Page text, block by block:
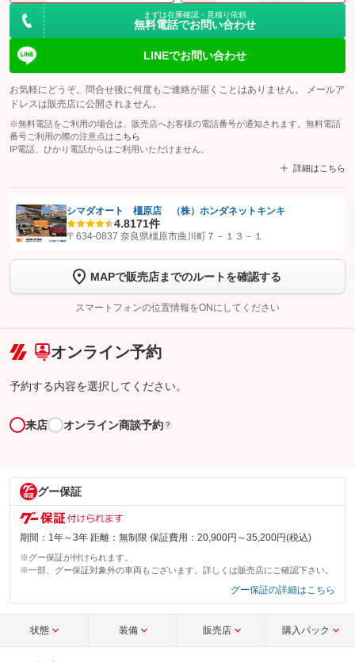
まずは在庫確認・見積り依頼
無料電話でお問い合わせ
LINEでお問い合わせ
お気軽にどうぞ。問合せ後に何度もご連絡が届くことはありません。 メールア
ドレスは販売店に公開されません。
※無料電話をご利用の場合は、販売店へお客様の電話番号が通知されます。無料電話
番号ご利用の際の注意点は こちら
IP電話、ひかり電話からはご利用いただけません。
詳細はこちら
【STEP1】認証画面でグーネットを友だち追加してから「許可する」ボタンを押
トーク画面で
ボタンをタップして問い合わせを
完了してください。
こちら
シマダオート 橿原店 （株）ホンダネットキンキ
4.8171件
〒634-0837 奈良県橿原市曲川町７－１３－１
MAPで販売店までのルートを確認する
スマートフォンの位置情報をONにしてください
オンライン予約
予約する内容を選択してください。
来店 オンライン商談予約 ?
グー保証
期間：1年～3年 距離：無制限 保証費用：20,900円～35,200円(税込)
※グー保証が付けられます。
※一部、グー保証対象外の車両もございます。詳しくは販売店にご確認下さい。
グー保証の詳細はこちら
状態 装備 販売店 購入パック